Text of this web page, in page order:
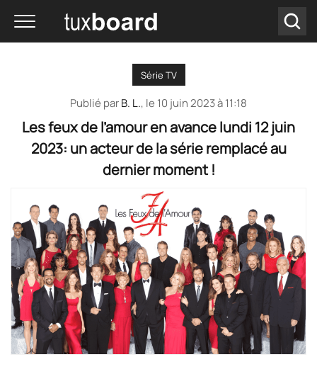
Série TV
Publié parB. L., le 10 juin 2023 à 11:18
Les feux de l’amour en avance lundi 12 juin
2023: un acteur de la série remplacé au
dernier moment !